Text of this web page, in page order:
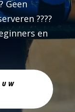
Geen
????
en